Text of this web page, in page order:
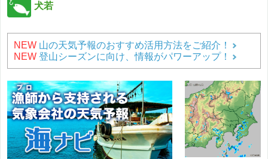
犬若
NEW 山の天気予報のおすすめ活用方法をご紹介！
NEW 登山シーズンに向け、情報がパワーアップ！